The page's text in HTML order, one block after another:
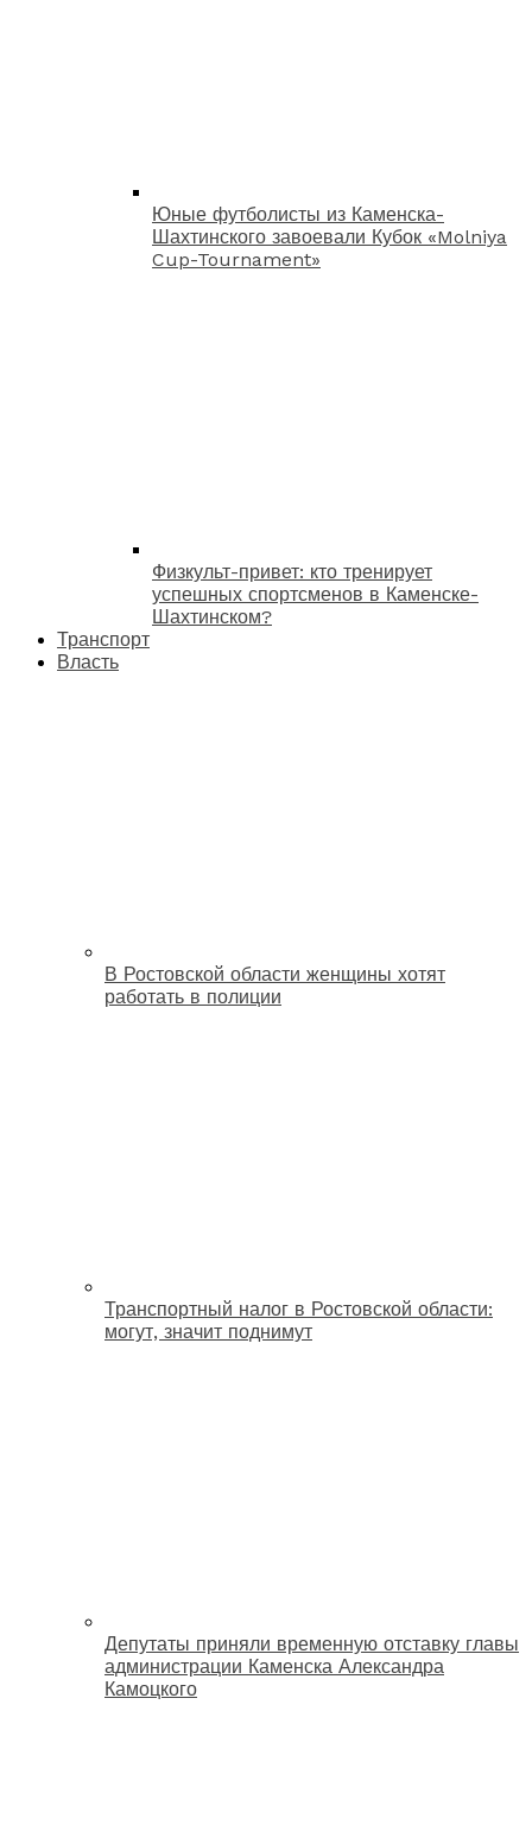
Юные футболисты из Каменска-
Шахтинского завоевали Кубок «Molniya
Cup-Tournament»
Физкульт-привет: кто тренирует
успешных спортсменов в Каменске-
Шахтинском?
Транспорт
Власть
В Ростовской области женщины хотят
работать в полиции
Транспортный налог в Ростовской области:
могут, значит поднимут
Депутаты приняли временную отставку главы
администрации Каменска Александра
Камоцкого